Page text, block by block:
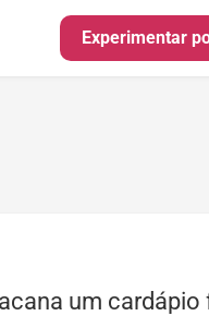
Experimentar
um